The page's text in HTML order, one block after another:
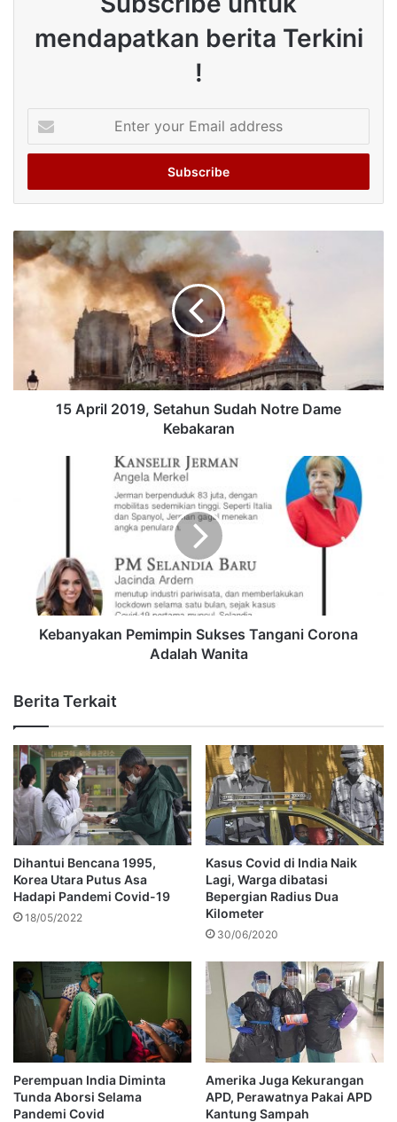
mendapatkan berita Terkini
!
your
Email
15 April 2019, Setahun Sudah Notre Dame
Kebakaran
Kebanyakan Pemimpin Sukses Tangani Corona
Adalah Wanita
Berita Terkait
Dihantui Bencana 1995,
Korea Utara Putus Asa
Hadapi Pandemi Covid-19
18/05/2022
Kasus Covid di India Naik
Lagi, Warga dibatasi
Bepergian Radius Dua
Kilometer
30/06/2020
Perempuan India Diminta
Tunda Aborsi Selama
Pandemi Covid
Amerika Juga Kekurangan
APD, Perawatnya Pakai APD
Kantung Sampah